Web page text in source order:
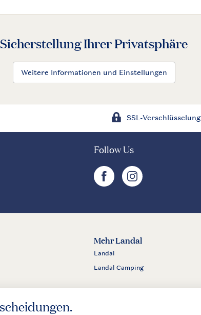
Sicherstellung Ihrer Privatsphäre
Weitere Informationen und Einstellungen
SSL-Verschlüsselung
Follow Us
facebookinstagram
Mehr Landal
Landal
Landal Camping